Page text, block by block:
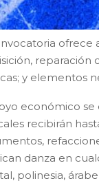
ofrece
reparación
y elementos
económico
recibirán
danza en
polinesia,